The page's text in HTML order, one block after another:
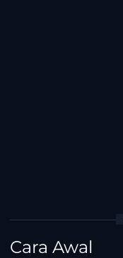
Cara Awal